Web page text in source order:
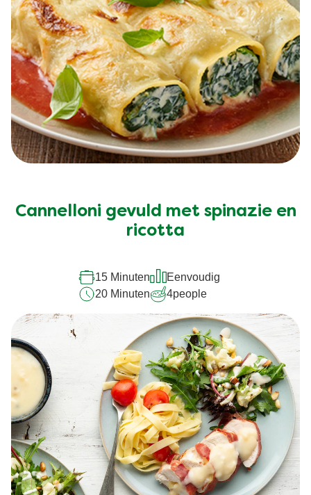
Cannelloni gevuld met spinazie en
ricotta
15 Minuten
Eenvoudig
20 Minuten
4people